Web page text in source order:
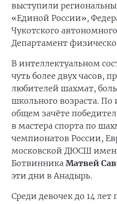
выступили
«Единой России»,
Чукотского
Департамент
В интеллектуальном
чуть более двух часов,
любителей шахмат,
школьного возраста. По
общем зачёте
в мастера спорта по
чемпионатов России,
московской ДЮСШ
Ботвинника Матвей
эти дни в Анадырь.
Среди девочек до 14 лет